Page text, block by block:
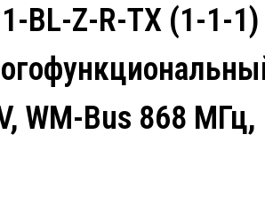
BL-Z-R-TX (1-1-1)
WM-Bus 868 МГц,